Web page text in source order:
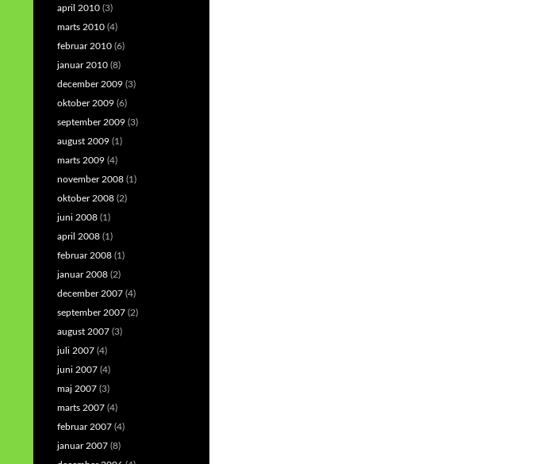
april 2010 (3)
marts 2010 (4)
februar 2010 (6)
januar 2010 (8)
december 2009 (3)
oktober 2009 (6)
september 2009 (3)
august 2009 (1)
marts 2009 (4)
november 2008 (1)
oktober 2008 (2)
juni 2008 (1)
april 2008 (1)
februar 2008 (1)
januar 2008 (2)
december 2007 (4)
september 2007 (2)
august 2007 (3)
juli 2007 (4)
juni 2007 (4)
maj 2007 (3)
marts 2007 (4)
februar 2007 (4)
januar 2007 (8)